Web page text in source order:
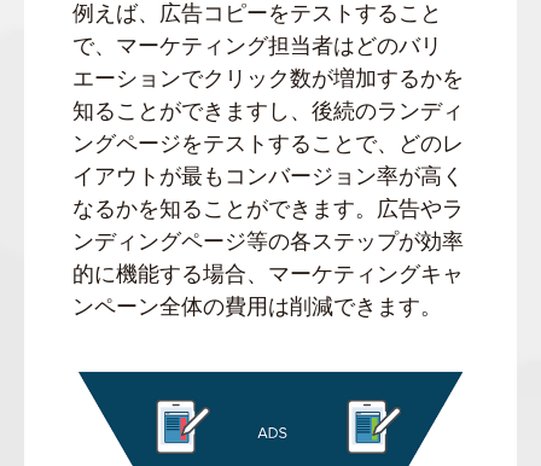
例えば、広告コピーをテストすること
で、マーケティング担当者はどのバリ
エーションでクリック数が増加するかを
知ることができますし、後続のランディ
ングページをテストすることで、どのレ
イアウトが最もコンバージョン率が高く
なるかを知ることができます。広告やラ
ンディングページ等の各ステップが効率
的に機能する場合、マーケティングキャ
ンペーン全体の費用は削減できます。